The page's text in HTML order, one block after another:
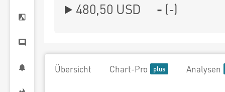
480,50 USD - (-)
Übersicht Chart-Pro Analysen